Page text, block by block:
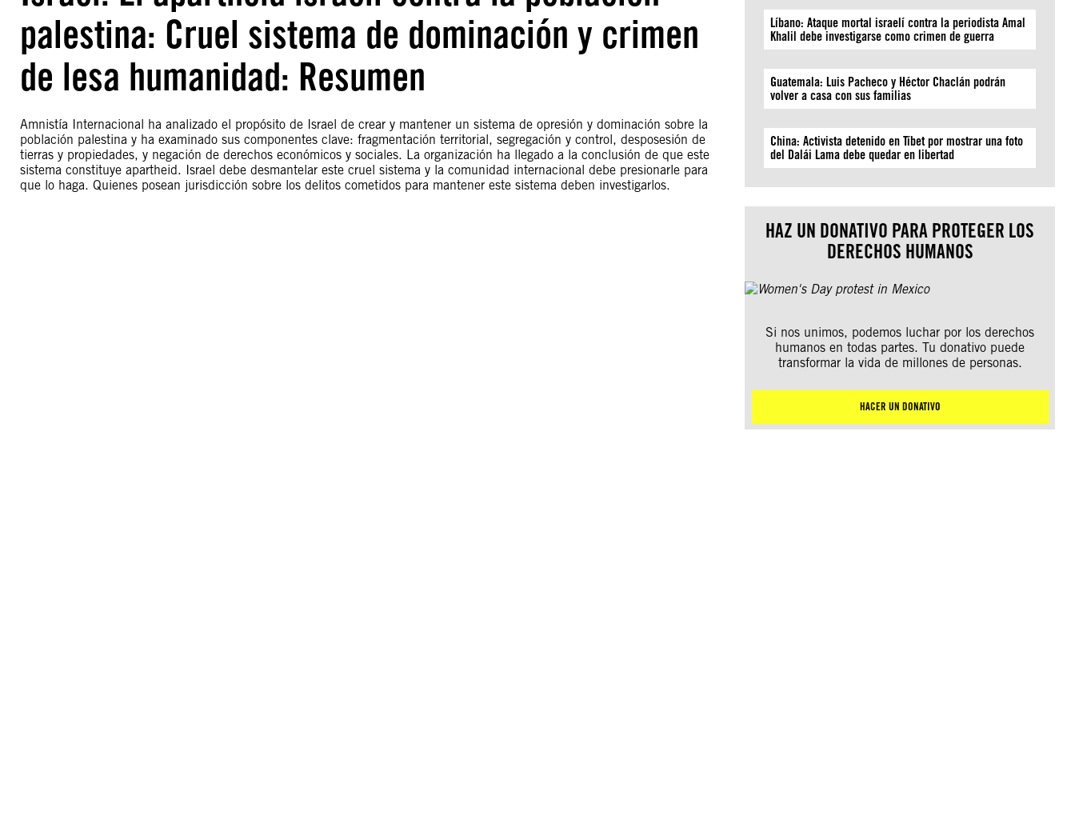
palestina: Cruel sistema de dominación y crimen
de lesa humanidad: Resumen
Amnistía Internacional ha analizado el propósito de Israel de crear y mantener un sistema de opresión y dominación sobre la
población palestina y ha examinado sus componentes clave: fragmentación territorial, segregación y control, desposesión de
tierras y propiedades, y negación de derechos económicos y sociales. La organización ha llegado a la conclusión de que este
sistema constituye apartheid. Israel debe desmantelar este cruel sistema y la comunidad internacional debe presionarle para
que lo haga. Quienes posean jurisdicción sobre los delitos cometidos para mantener este sistema deben investigarlos.
Líbano: Ataque mortal israelí contra la periodista Amal
Khalil debe investigarse como crimen de guerra
Guatemala: Luis Pacheco y Héctor Chaclán podrán
volver a casa con sus familias
China: Activista detenido en Tíbet por mostrar una foto
del Dalái Lama debe quedar en libertad
HAZ UN DONATIVO PARA PROTEGER LOS
DERECHOS HUMANOS
Si nos unimos, podemos luchar por los derechos
humanos en todas partes. Tu donativo puede
transformar la vida de millones de personas.
HACER UN DONATIVO